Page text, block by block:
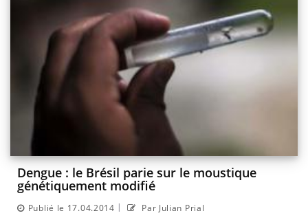
Dengue : le Brésil parie sur le moustique
génétiquement modifié
Publié le 17.04.2014 | Par Julian Prial